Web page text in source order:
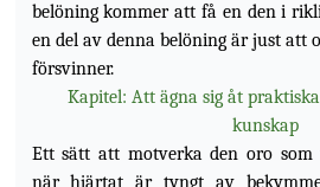
belöning kommer att få en den i
en del av denna belöning är just att
försvinner.
Kapitel: Att ägna sig åt
kunskap
Ett sätt att motverka den oro som
när hjärtat är tyngt av